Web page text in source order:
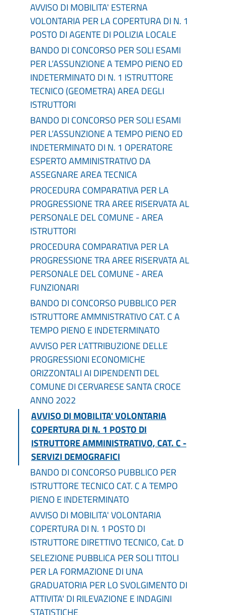
AVVISO DI MOBILITA' ESTERNA
VOLONTARIA PER LA COPERTURA DI N. 1
POSTO DI AGENTE DI POLIZIA LOCALE
BANDO DI CONCORSO PER SOLI ESAMI
PER L’ASSUNZIONE A TEMPO PIENO ED
INDETERMINATO DI N. 1 ISTRUTTORE
TECNICO (GEOMETRA) AREA DEGLI
ISTRUTTORI
BANDO DI CONCORSO PER SOLI ESAMI
PER L’ASSUNZIONE A TEMPO PIENO ED
INDETERMINATO DI N. 1 OPERATORE
ESPERTO AMMINISTRATIVO DA
ASSEGNARE AREA TECNICA
PROCEDURA COMPARATIVA PER LA
PROGRESSIONE TRA AREE RISERVATA AL
PERSONALE DEL COMUNE - AREA
ISTRUTTORI
PROCEDURA COMPARATIVA PER LA
PROGRESSIONE TRA AREE RISERVATA AL
PERSONALE DEL COMUNE - AREA
FUNZIONARI
BANDO DI CONCORSO PUBBLICO PER
ISTRUTTORE AMMNISTRATIVO CAT. C A
TEMPO PIENO E INDETERMINATO
AVVISO PER L'ATTRIBUZIONE DELLE
PROGRESSIONI ECONOMICHE
ORIZZONTALI AI DIPENDENTI DEL
COMUNE DI CERVARESE SANTA CROCE
ANNO 2022
AVVISO DI MOBILITA' VOLONTARIA
COPERTURA DI N. 1 POSTO DI
ISTRUTTORE AMMINISTRATIVO, CAT. C -
SERVIZI DEMOGRAFICI
BANDO DI CONCORSO PUBBLICO PER
ISTRUTTORE TECNICO CAT. C A TEMPO
PIENO E INDETERMINATO
AVVISO DI MOBILITA' VOLONTARIA
COPERTURA DI N. 1 POSTO DI
ISTRUTTORE DIRETTIVO TECNICO, Cat. D
SELEZIONE PUBBLICA PER SOLI TITOLI
PER LA FORMAZIONE DI UNA
GRADUATORIA PER LO SVOLGIMENTO DI
ATTIVITA' DI RILEVAZIONE E INDAGINI
STATISTICHE